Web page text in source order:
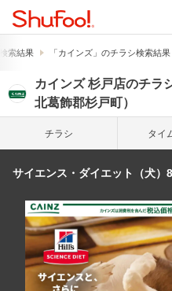
索結果 「カインズ」のチラシ検索結果
カインズ 杉戸店のチラ
北葛飾郡杉戸町）
チラシ タイ
サイエンス・ダイエット（犬）